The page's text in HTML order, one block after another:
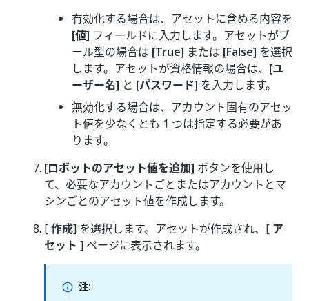
有効化する場合は、アセットに含める内容を
[値] フィールドに入力します。アセットがブ
ール型の場合は [True] または [False] を選択
します。アセットが資格情報の場合は、 [ユ
ーザー名] と [パスワード] を入力します。
無効化する場合は、アカウント固有のアセッ
ト値を少なくとも 1 つは指定する必要があ
ります。
[ロボットのアセット値を追加] ボタンを使用し
て、必要なアカウントごとまたはアカウントとマ
シンごとのアセット値を作成します。
[作成] を選択します。アセットが作成され、[ ア
セット ] ページに表示されます。
注: